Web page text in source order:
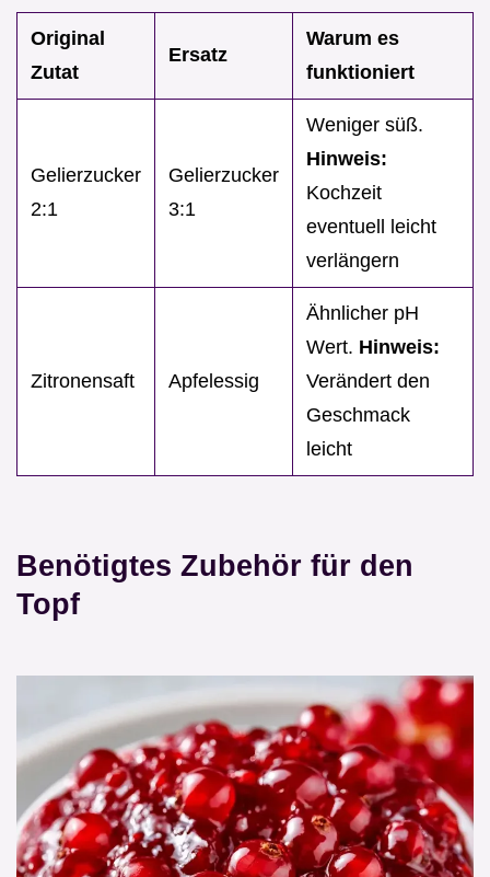
Original
Zutat
Ersatz
Warum es
funktioniert
Gelierzucker
2:1
Gelierzucker
3:1
Weniger süß.
Hinweis:
Kochzeit
eventuell leicht
verlängern
Zitronensaft Apfelessig
Ähnlicher pH
Wert. Hinweis:
Verändert den
Geschmack
leicht
Benötigtes Zubehör für den
Topf